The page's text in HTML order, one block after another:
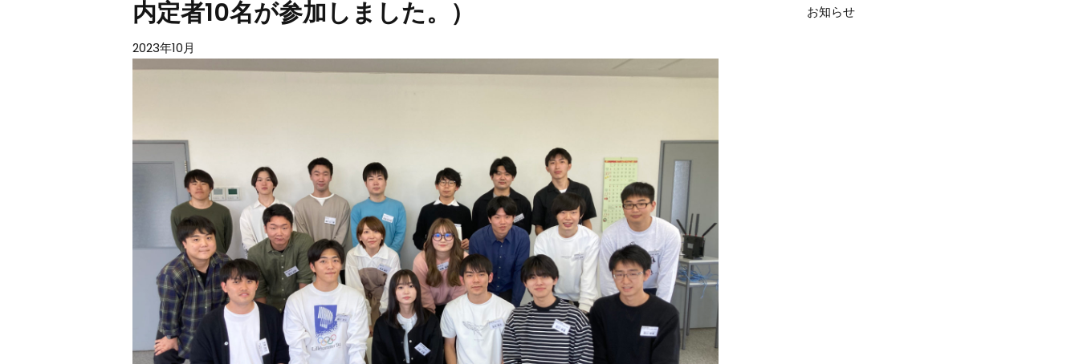
内定者10名が参加しました。）
2023年10月
お知らせ